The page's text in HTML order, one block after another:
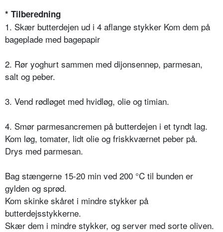
* Tilberedning
1. Skær butterdejen ud i 4 aflange stykker Kom dem på
bageplade med bagepapir
2. Rør yoghurt sammen med dijonsennep, parmesan,
salt og peber.
3. Vend rødløget med hvidløg, olie og timian.
4. Smør parmesancremen på butterdejen i et tyndt lag.
Kom løg, tomater, lidt olie og friskkværnet peber på.
Drys med parmesan.
Bag stængerne 15-20 min ved 200 °C til bunden er
gylden og sprød.
Kom skinke skåret i mindre stykker på
butterdejsstykkerne.
Skær dem i mindre stykker, og server med sorte oliven.